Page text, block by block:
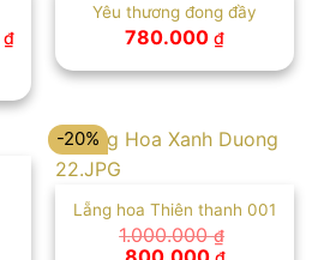
₫Giá
hiện
là:
850.000 ₫.
Yêu thương đong đầy
780.000 ₫
-20%
Lẵng hoa Thiên thanh 001
1.000.000₫
Giá
Giá